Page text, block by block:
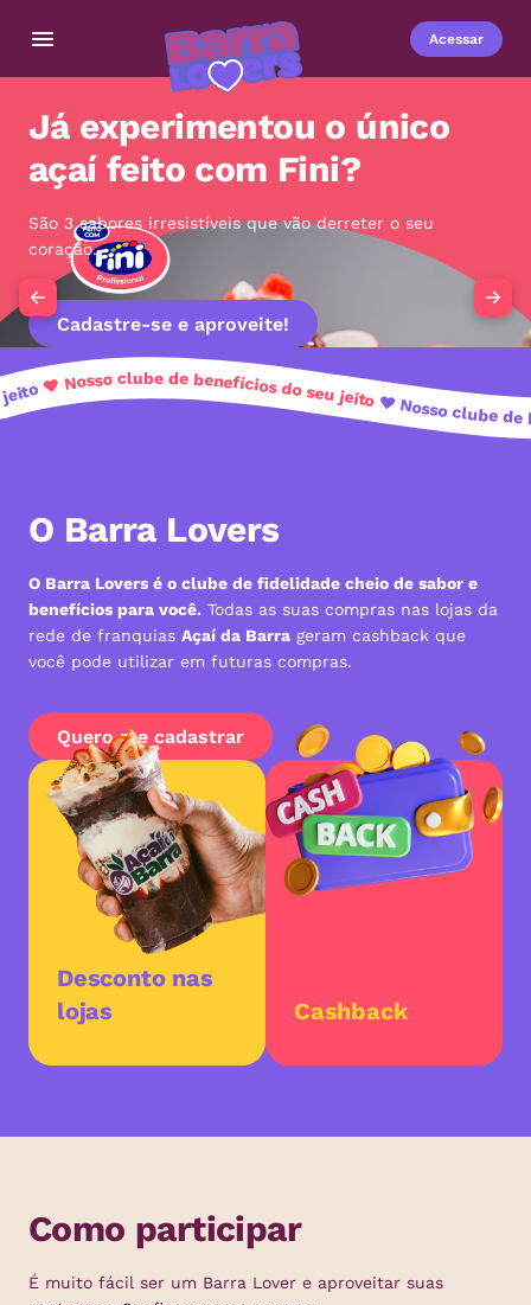
Acessar
Já experimentou o único
açaí feito com Fini?
São 3 sabores irresistíveis que vão derreter o seu
coração.
Cadastre-se e aproveite!
seu jeito♥Nosso clube de benefícios do seu jeito♥Nosso clube de
O Barra Lovers
O Barra Lovers é o clube de fidelidade cheio de sabor e
benefícios para você. Todas as suas compras nas lojas da
rede de franquias Açaí da Barra geram cashback que
você pode utilizar em futuras compras.
Quero me cadastrar
Desconto nas
lojas
Cashback
Como participar
É muito fácil ser um Barra Lover e aproveitar suas